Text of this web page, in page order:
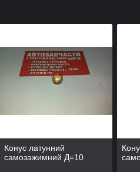
Конус латунний
самозажимний Д=10